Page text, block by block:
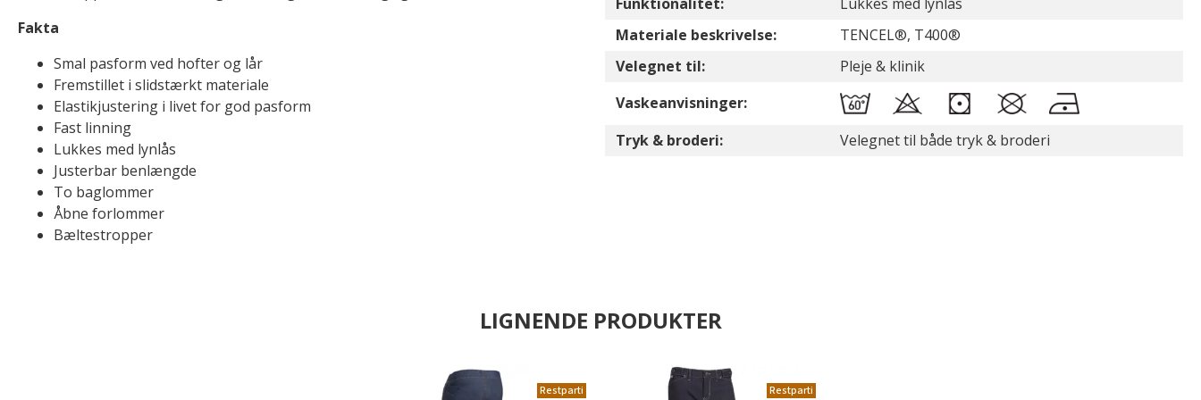
Fakta
Smal pasform ved hofter og lår
Fremstillet i slidstærkt materiale
Elastikjustering i livet for god pasform
Fast linning
Lukkes med lynlås
Justerbar benlængde
To baglommer
Åbne forlommer
Bæltestropper
Materiale beskrivelse:
TENCEL®, T400®
Velegnet til:
Pleje & klinik
Vaskeanvisninger:
Tryk & broderi:
Velegnet til både tryk & broderi
LIGNENDE PRODUKTER
Restparti Restparti